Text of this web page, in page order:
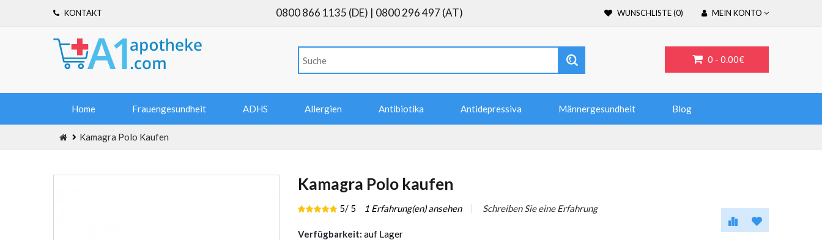
KONTAKT 0800 866 1135 (DE) | 0800 296 497 (AT) WUNSCHLISTE (0) MEIN KONTO
0 - 0.00€
Home Frauengesundheit ADHS Allergien Antibiotika Antidepressiva Männergesundheit Blog
Kamagra Polo Kaufen
Kamagra Polo kaufen
5/ 5 1 Erfahrung(en) ansehen Schreiben Sie eine Erfahrung
Verfügbarkeit: auf Lager